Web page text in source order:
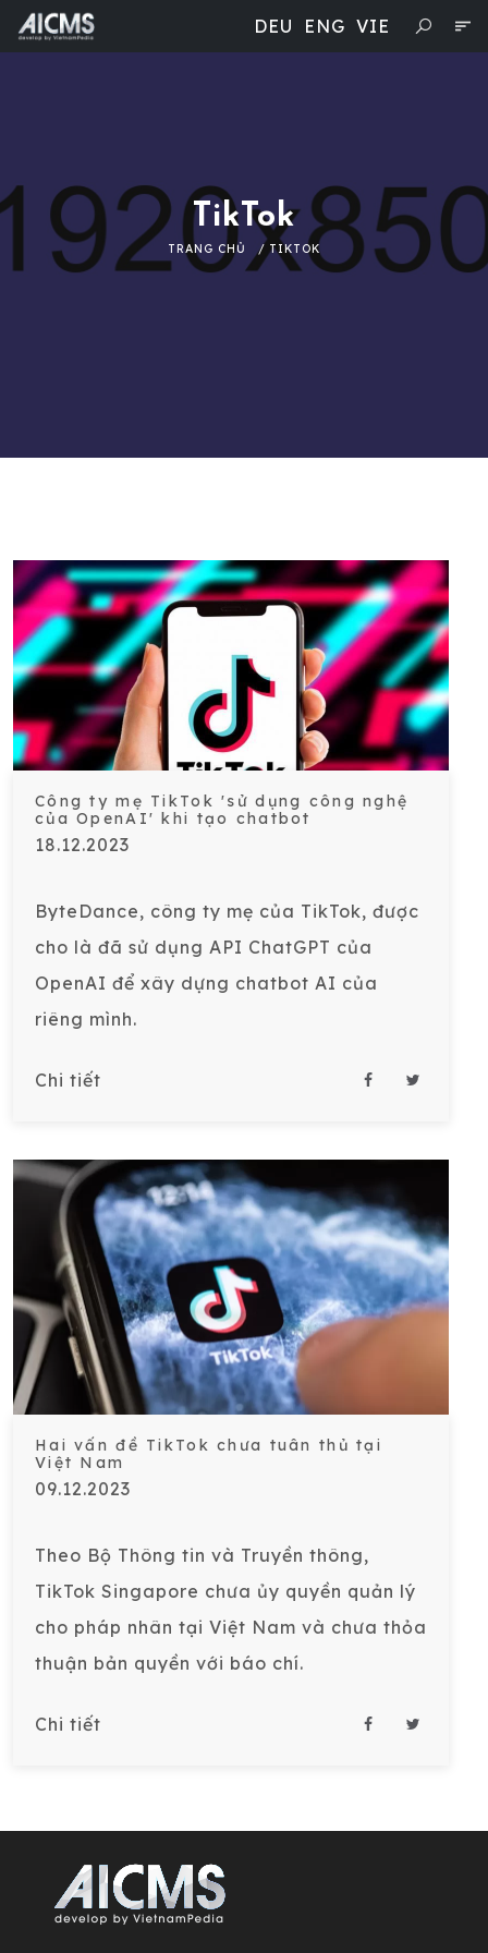
DEU ENG VIE
TikTok
TRANG CHỦ TIKTOK
Công ty mẹ TikTok 'sử dụng công nghệ
của OpenAI' khi tạo chatbot
18.12.2023
ByteDance, công ty mẹ của TikTok, được
cho là đã sử dụng API ChatGPT của
OpenAI để xây dựng chatbot AI của
riêng mình.
Chi tiết
Hai vấn đề TikTok chưa tuân thủ tại
Việt Nam
09.12.2023
Theo Bộ Thông tin và Truyền thông,
TikTok Singapore chưa ủy quyền quản lý
cho pháp nhân tại Việt Nam và chưa thỏa
thuận bản quyền với báo chí.
Chi tiết